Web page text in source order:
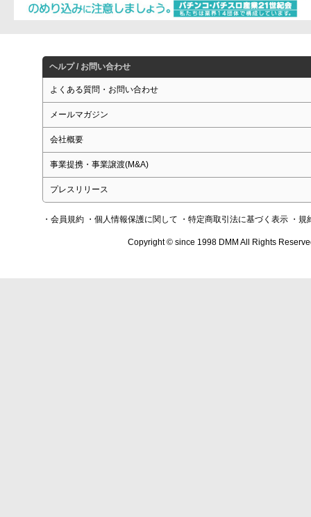
ヘルプ / お問い合わせ
よくある質問・お問い合わせ
メールマガジン
会社概要
事業提携・事業譲渡(M&A)
プレスリリース
・会員規約 ・個人情報保護に関して ・特定商取引法に基づく表示 ・規
Copyright © since 1998 DMM All Rights